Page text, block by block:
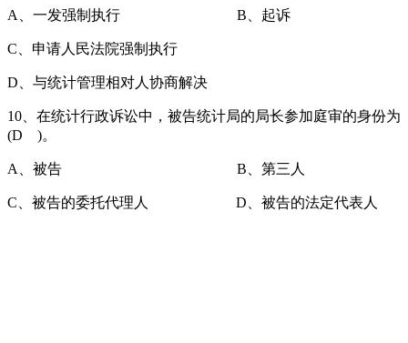
A、一发强制执行 B、起诉
C、申请人民法院强制执行
D、与统计管理相对人协商解决
10、在统计行政诉讼中，被告统计局的局长参加庭审的身份为
(D )。
A、被告 B、第三人
C、被告的委托代理人 D、被告的法定代表人